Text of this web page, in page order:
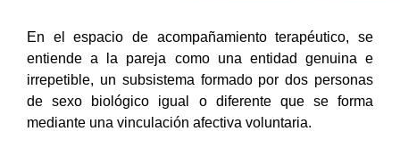
En el espacio de acompañamiento terapéutico, se
entiende a la pareja como una entidad genuina e
irrepetible, un subsistema formado por dos personas
de sexo biológico igual o diferente que se forma
mediante una vinculación afectiva voluntaria.